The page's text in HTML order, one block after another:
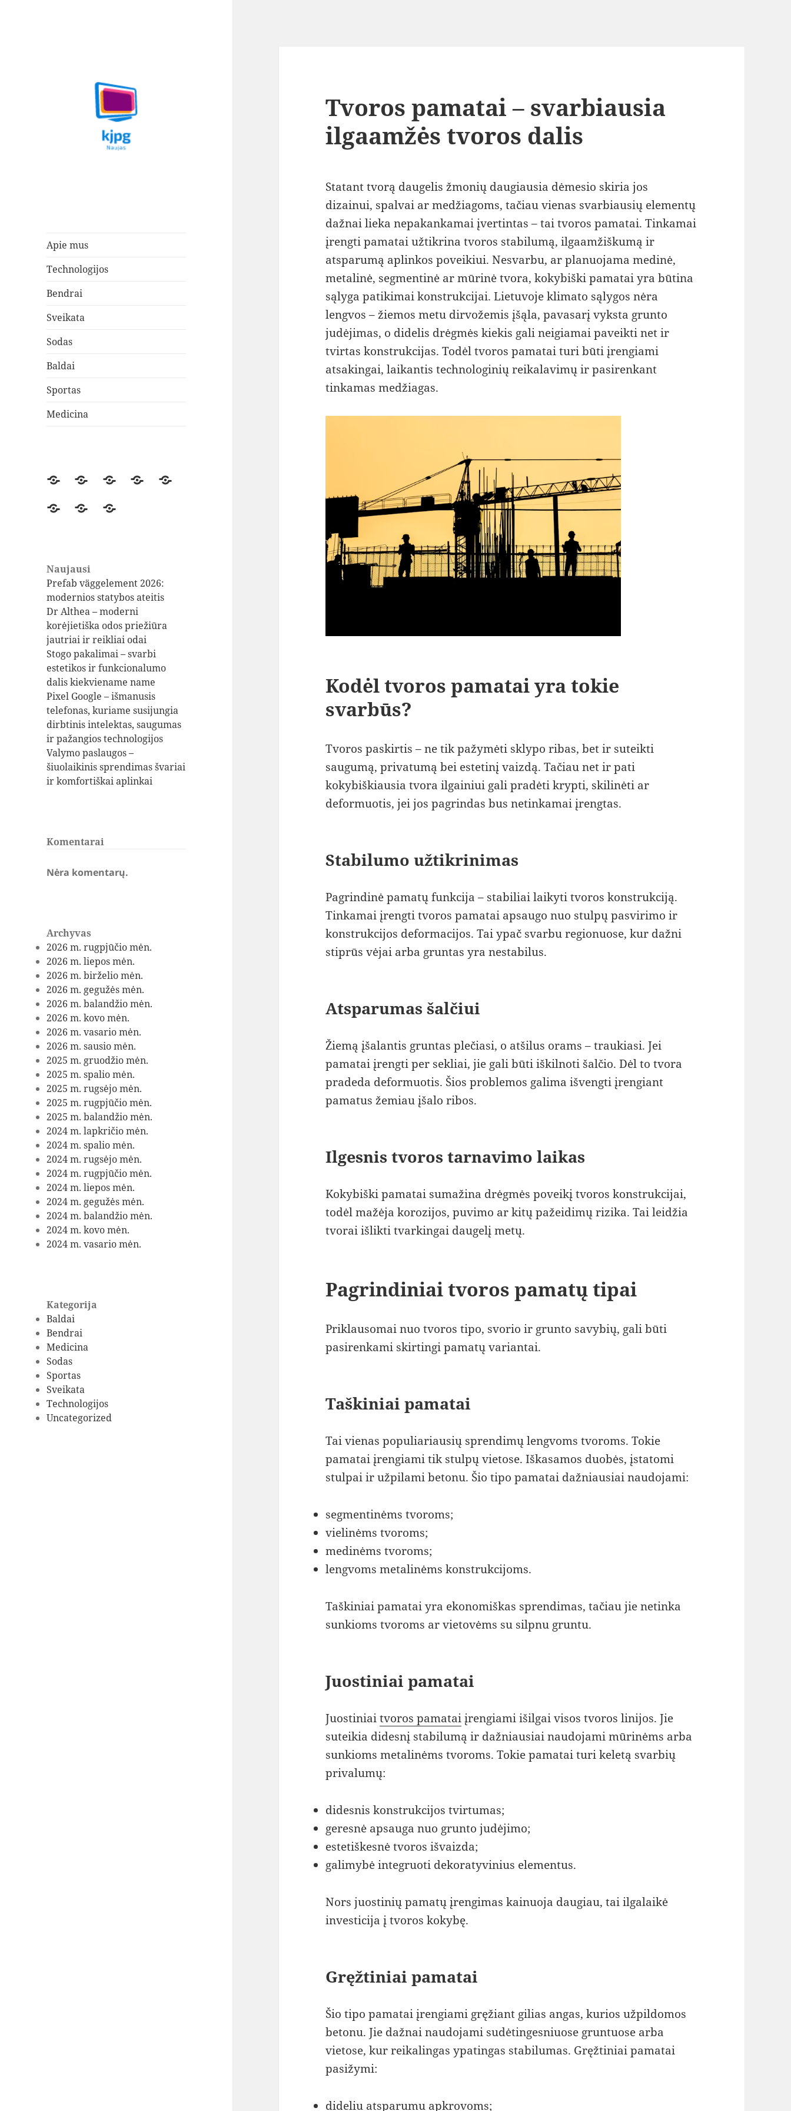
Apie mus
Technologijos
Bendrai
Sveikata
Sodas
Baldai
Sportas
Medicina
Apie
mus
Technologijos
BendraiSveikata
Sodas
BaldaiSportasMedicina
Naujausi
Prefab väggelement 2026:
modernios statybos ateitis
Dr Althea – moderni
korėjietiška odos priežiūra
jautriai ir reikliai odai
Stogo pakalimai – svarbi
estetikos ir funkcionalumo
dalis kiekviename name
Pixel Google – išmanusis
telefonas, kuriame susijungia
dirbtinis intelektas, saugumas
ir pažangios technologijos
Valymo paslaugos –
šiuolaikinis sprendimas švariai
ir komfortiškai aplinkai
Komentarai
Nėra komentarų.
Archyvas
2026 m. rugpjūčio mėn.
2026 m. liepos mėn.
2026 m. birželio mėn.
2026 m. gegužės mėn.
2026 m. balandžio mėn.
2026 m. kovo mėn.
2026 m. vasario mėn.
2026 m. sausio mėn.
2025 m. gruodžio mėn.
2025 m. spalio mėn.
2025 m. rugsėjo mėn.
2025 m. rugpjūčio mėn.
2025 m. balandžio mėn.
2024 m. lapkričio mėn.
2024 m. spalio mėn.
2024 m. rugsėjo mėn.
2024 m. rugpjūčio mėn.
2024 m. liepos mėn.
2024 m. gegužės mėn.
2024 m. balandžio mėn.
2024 m. kovo mėn.
2024 m. vasario mėn.
Kategorija
Baldai
Bendrai
Medicina
Sodas
Sportas
Sveikata
Technologijos
Uncategorized
Tvoros pamatai – svarbiausia
ilgaamžės tvoros dalis
Statant tvorą daugelis žmonių daugiausia dėmesio skiria jos
dizainui, spalvai ar medžiagoms, tačiau vienas svarbiausių elementų
dažnai lieka nepakankamai įvertintas – tai tvoros pamatai. Tinkamai
įrengti pamatai užtikrina tvoros stabilumą, ilgaamžiškumą ir
atsparumą aplinkos poveikiui. Nesvarbu, ar planuojama medinė,
metalinė, segmentinė ar mūrinė tvora, kokybiški pamatai yra būtina
sąlyga patikimai konstrukcijai. Lietuvoje klimato sąlygos nėra
lengvos – žiemos metu dirvožemis įšąla, pavasarį vyksta grunto
judėjimas, o didelis drėgmės kiekis gali neigiamai paveikti net ir
tvirtas konstrukcijas. Todėl tvoros pamatai turi būti įrengiami
atsakingai, laikantis technologinių reikalavimų ir pasirenkant
tinkamas medžiagas.
Kodėl tvoros pamatai yra tokie
svarbūs?
Tvoros paskirtis – ne tik pažymėti sklypo ribas, bet ir suteikti
saugumą, privatumą bei estetinį vaizdą. Tačiau net ir pati
kokybiškiausia tvora ilgainiui gali pradėti krypti, skilinėti ar
deformuotis, jei jos pagrindas bus netinkamai įrengtas.
Stabilumo užtikrinimas
Pagrindinė pamatų funkcija – stabiliai laikyti tvoros konstrukciją.
Tinkamai įrengti tvoros pamatai apsaugo nuo stulpų pasvirimo ir
konstrukcijos deformacijos. Tai ypač svarbu regionuose, kur dažni
stiprūs vėjai arba gruntas yra nestabilus.
Atsparumas šalčiui
Žiemą įšalantis gruntas plečiasi, o atšilus orams – traukiasi. Jei
pamatai įrengti per sekliai, jie gali būti iškilnoti šalčio. Dėl to tvora
pradeda deformuotis. Šios problemos galima išvengti įrengiant
pamatus žemiau įšalo ribos.
Ilgesnis tvoros tarnavimo laikas
Kokybiški pamatai sumažina drėgmės poveikį tvoros konstrukcijai,
todėl mažėja korozijos, puvimo ar kitų pažeidimų rizika. Tai leidžia
tvorai išlikti tvarkingai daugelį metų.
Pagrindiniai tvoros pamatų tipai
Priklausomai nuo tvoros tipo, svorio ir grunto savybių, gali būti
pasirenkami skirtingi pamatų variantai.
Taškiniai pamatai
Tai vienas populiariausių sprendimų lengvoms tvoroms. Tokie
pamatai įrengiami tik stulpų vietose. Iškasamos duobės, įstatomi
stulpai ir užpilami betonu. Šio tipo pamatai dažniausiai naudojami:
segmentinėms tvoroms;
vielinėms tvoroms;
medinėms tvoroms;
lengvoms metalinėms konstrukcijoms.
Taškiniai pamatai yra ekonomiškas sprendimas, tačiau jie netinka
sunkioms tvoroms ar vietovėms su silpnu gruntu.
Juostiniai pamatai
Juostiniaitvoros pamataiįrengiami išilgai visos tvoros linijos. Jie
suteikia didesnį stabilumą ir dažniausiai naudojami mūrinėms arba
sunkioms metalinėms tvoroms. Tokie pamatai turi keletą svarbių
privalumų:
didesnis konstrukcijos tvirtumas;
geresnė apsauga nuo grunto judėjimo;
estetiškesnė tvoros išvaizda;
galimybė integruoti dekoratyvinius elementus.
Nors juostinių pamatų įrengimas kainuoja daugiau, tai ilgalaikė
investicija į tvoros kokybę.
Gręžtiniai pamatai
Šio tipo pamatai įrengiami gręžiant gilias angas, kurios užpildomos
betonu. Jie dažnai naudojami sudėtingesniuose gruntuose arba
vietose, kur reikalingas ypatingas stabilumas. Gręžtiniai pamatai
pasižymi:
dideliu atsparumu apkrovoms;